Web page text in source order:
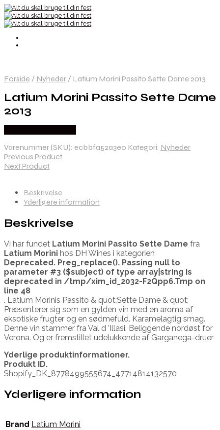
Forside / Nyheder / Latium Morini Passito Sette Dame 2013
Latium Morini Passito Sette Dame
2013
Varenummer (SKU): ecbbfa52a3e0 Kategori: Nyheder
Previous Product
Next Product
Beskrivelse
Yderligere information
Beskrivelse
Vi har fundet Latium Morini Passito Sette Dame fra
Latium Morini hos DH Wines i kategorien
Deprecated. Preg_replace(). Passing null to
parameter #3 ($subject) of type array|string is
deprecated in /tmp/xim_id_2032-F2Qpp6.Tmp on
line 48
. Latium Morinis Passito & quot;Sette Dame & quot;
Præsenterer sig som en gylden vin med en aroma af
eksotiske frugter og en sødmefuld. Karamelagtig smag.
Denne vin stammer fra Val d ’Illasi. Beliggende nordøst for
Verona. Og er fremstillet udelukkende af Garganega-druer
Yderlige produktinformationer.
Produkt ID.
Shopify_DK_8778499555674_47714814132570
Yderligere information
Brand Latium Morini